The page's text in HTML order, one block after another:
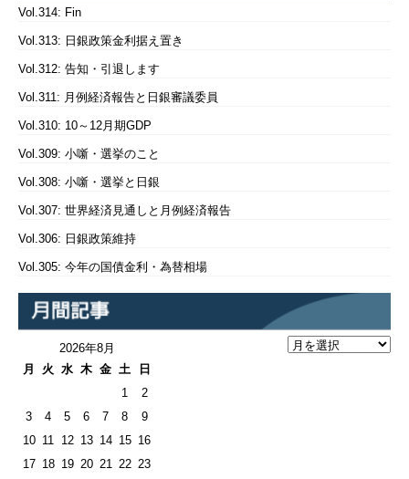
Vol.314: Fin
Vol.313: 日銀政策金利据え置き
Vol.312: 告知・引退します
Vol.311: 月例経済報告と日銀審議委員
Vol.310: 10～12月期GDP
Vol.309: 小噺・選挙のこと
Vol.308: 小噺・選挙と日銀
Vol.307: 世界経済見通しと月例経済報告
Vol.306: 日銀政策維持
Vol.305: 今年の国債金利・為替相場
2026年8月
月
火 水 木 金 土 日
1
2
3
4 5 6 7 8
9
10 11 12 13 14 15 16
17 18 19 20 21 22 23